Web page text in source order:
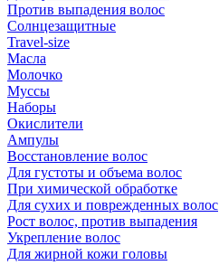
Против выпадения волос
Солнцезащитные
Travel-size
Масла
Молочко
Муссы
Наборы
Окислители
Ампулы
Восстановление волос
Для густоты и объема волос
При химической обработке
Для сухих и поврежденных волос
Рост волос, против выпадения
Укрепление волос
Для жирной кожи головы